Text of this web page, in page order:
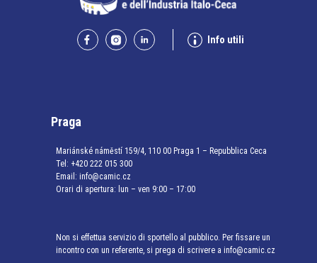
Info utili
Praga
Mariánské náměstí 159/4, 110 00 Praga 1 – Repubblica Ceca
Tel: +420 222 015 300
Email: info@camic.cz
Orari di apertura: lun – ven 9:00 – 17:00
Non si effettua servizio di sportello al pubblico. Per fissare un
incontro con un referente, si prega di scrivere a info@camic.cz